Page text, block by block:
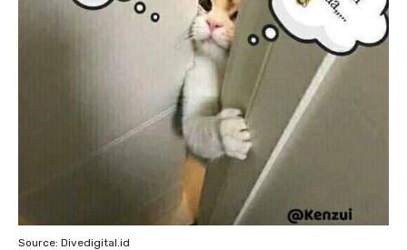
Source: Divedigital.id